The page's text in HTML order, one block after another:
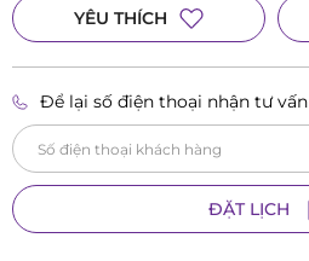
YÊU THÍCH
Để lại số điện thoại nhận tư vấn
ĐẶT LỊCH